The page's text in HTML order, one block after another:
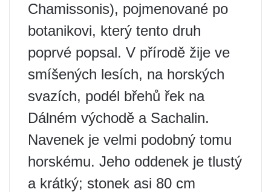
Chamissonis), pojmenované po
botanikovi, který tento druh
poprvé popsal. V přírodě žije ve
smíšených lesích, na horských
svazích, podél břehů řek na
Dálném východě a Sachalin.
Navenek je velmi podobný tomu
horskému. Jeho oddenek je tlustý
a krátký; stonek asi 80 cm